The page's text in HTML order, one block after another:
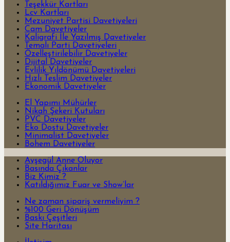
Teşekkür Kartları
Lcv Kartları
Mezuniyet Partisi Davetiyeleri
Cam Davetiyeler
Kaligrafi İle Yazılmış Davetiyeler
Temalı Parti Davetiyeleri
Özelleştirilebilir Davetiyeler
Dijital Davetiyeler
Evlilik Yıldönümü Davetiyeleri
Hızlı Teslim Davetiyeler
Ekonomik Davetiyeler
El Yapımı Mühürler
Nikah Şekeri Kutuları
PVC Davetiyeler
Eko Dostu Davetiyeler
Minimalist Davetiyeler
Bohem Davetiyeler
Ayşegül Anne Oluyor
Basında Çıkanlar
Biz Kimiz ?
Katıldığımız Fuar ve Show’lar
Ne zaman sipariş vermeliyim ?
%100 Geri Dönüşüm
Baskı Çeşitleri
Site Haritası